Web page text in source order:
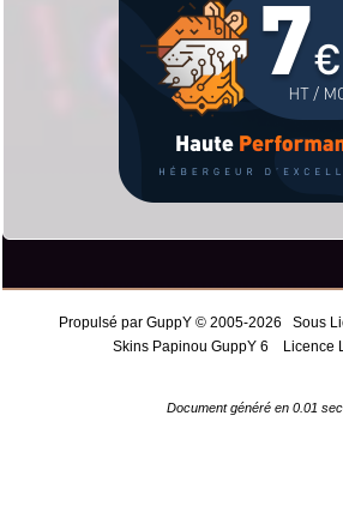
Propulsé par GuppY © 2005-2026
Sous
Skins Papinou GuppY 6
Licence
Document généré en 0.01